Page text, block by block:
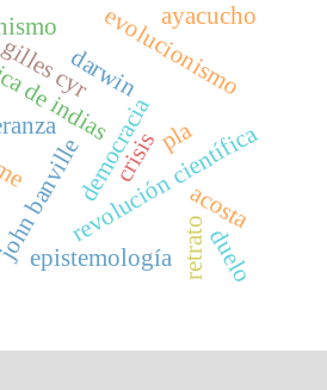
de indias
democracia
cyr
revolución científica
banville
epistemología
darwin
acosta
evolucionismo
crisis
retrato
pla
ayacucho
duelo